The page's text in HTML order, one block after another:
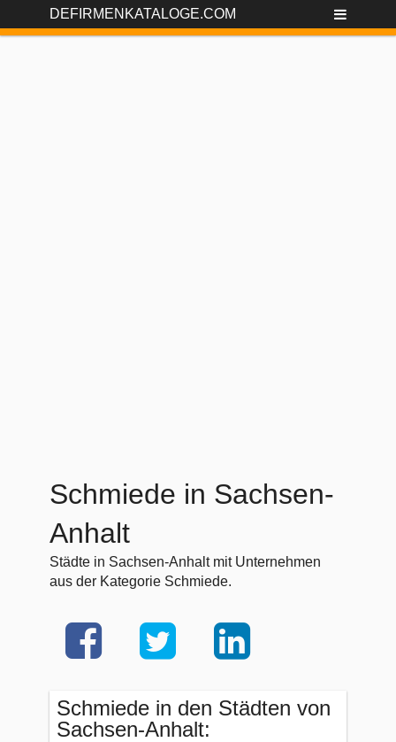
DEFIRMENKATALOGE.COM
Schmiede in Sachsen-
Anhalt
Städte in Sachsen-Anhalt mit Unternehmen
aus der Kategorie Schmiede.
Schmiede in den Städten von
Sachsen-Anhalt: